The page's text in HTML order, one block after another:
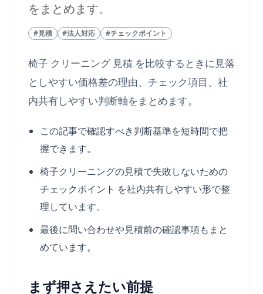
をまとめます。
#見積 #法人対応 #チェックポイント
椅子 クリーニング 見積 を比較するときに見落
としやすい価格差の理由、チェック項目、社
内共有しやすい判断軸をまとめます。
この記事で確認すべき判断基準を短時間で把
握できます。
椅子クリーニングの見積で失敗しないための
チェックポイント を社内共有しやすい形で整
理しています。
最後に問い合わせや見積前の確認事項もまと
めています。
まず押さえたい前提